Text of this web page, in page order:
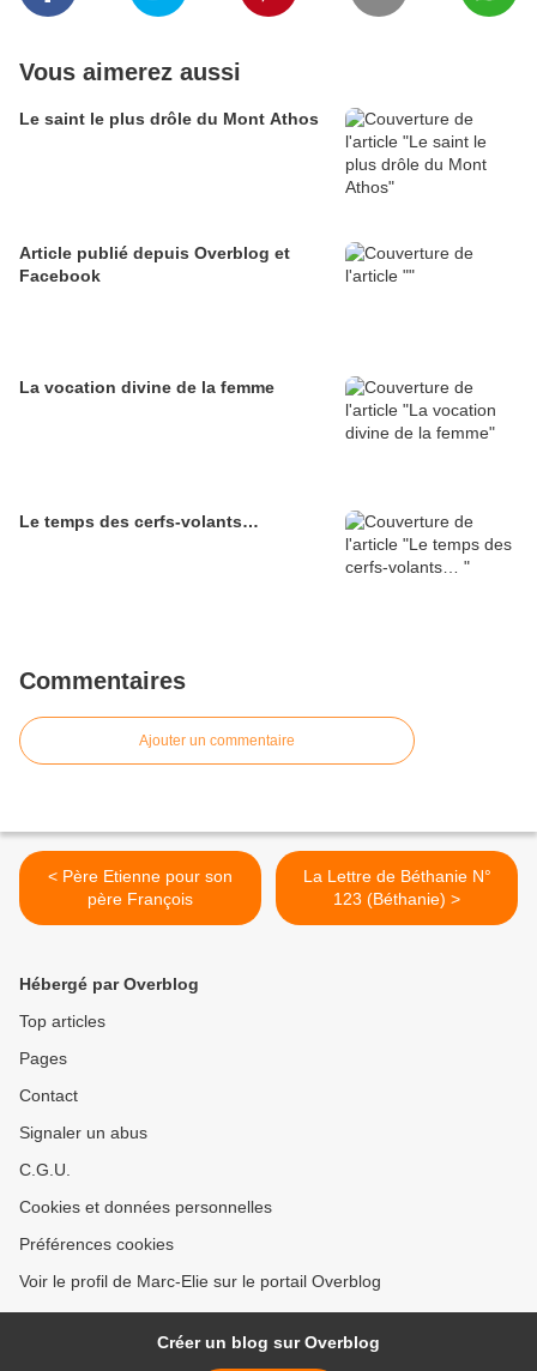
Vous aimerez aussi
Le saint le plus drôle du Mont Athos
Article publié depuis Overblog et
Facebook
La vocation divine de la femme
Le temps des cerfs-volants…
Commentaires
Ajouter un commentaire
< Père Etienne pour son
père François
La Lettre de Béthanie N°
123 (Béthanie) >
Hébergé par Overblog
Top articles
Pages
Contact
Signaler un abus
C.G.U.
Cookies et données personnelles
Préférences cookies
Voir le profil de Marc-Elie sur le portail Overblog
Créer un blog sur Overblog